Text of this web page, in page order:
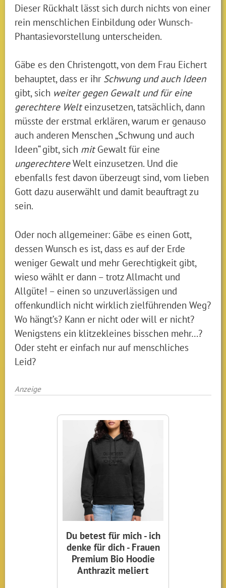
Dieser Rückhalt lässt sich durch nichts von einer
rein menschlichen Einbildung oder Wunsch-
Phantasievorstellung unterscheiden.
Gäbe es den Christengott, von dem Frau Eichert
behauptet, dass er ihr Schwung und auch Ideen
gibt, sich weiter gegen Gewalt und für eine
gerechtere Welt einzusetzen, tatsächlich, dann
müsste der erstmal erklären, warum er genauso
auch anderen Menschen „Schwung und auch
Ideen“ gibt, sich mit Gewalt für eine
ungerechtereWelt einzusetzen. Und die
ebenfalls fest davon überzeugt sind, vom lieben
Gott dazu auserwählt und damit beauftragt zu
sein.
Oder noch allgemeiner: Gäbe es einen Gott,
dessen Wunsch es ist, dass es auf der Erde
weniger Gewalt und mehr Gerechtigkeit gibt,
wieso wählt er dann – trotz Allmacht und
Allgüte! – einen so unzuverlässigen und
offenkundlich nicht wirklich zielführenden Weg?
Wo hängt’s? Kann er nicht oder will er nicht?
Wenigstens ein klitzekleines bisschen mehr…?
Oder steht er einfach nur auf menschliches
Leid?
Anzeige
Du betest für mich - ich
denke für dich - Frauen
Premium Bio Hoodie
Anthrazit meliert